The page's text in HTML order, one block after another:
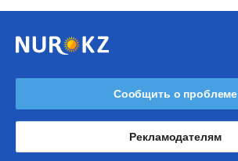
Сообщить о проблеме
Рекламодателям